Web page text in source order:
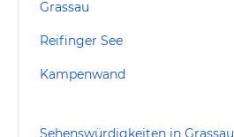
Grassau
Reifinger See
Kampenwand
Sehenswürdigkeiten in Grassau